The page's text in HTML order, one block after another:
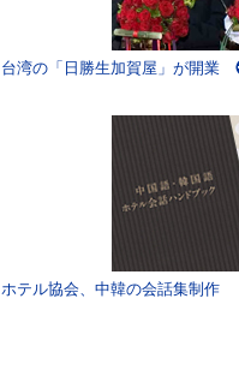
台湾の「日勝生加賀屋」が開業
ホテル協会、中韓の会話集制作